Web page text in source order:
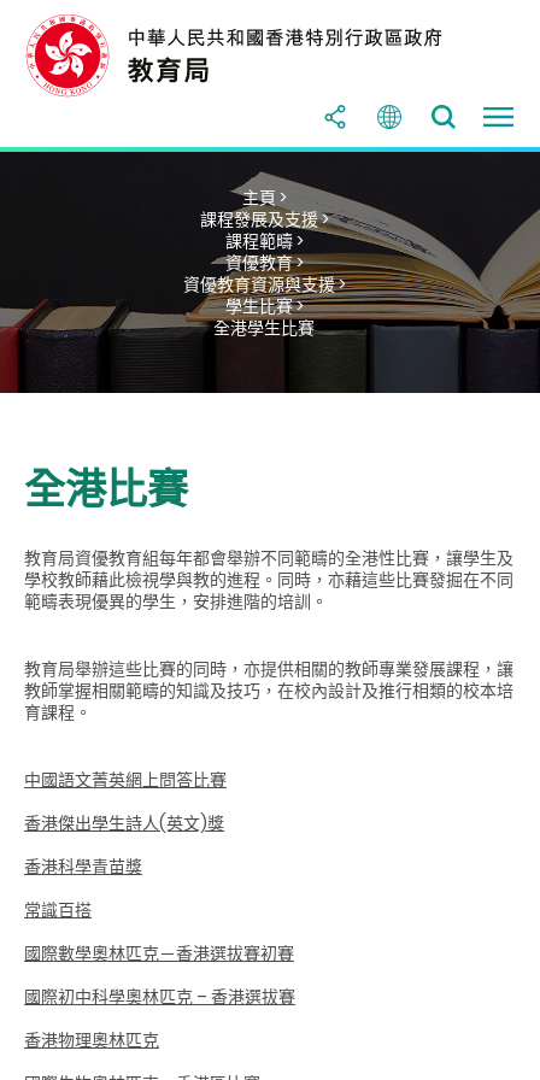
主頁 >
課程發展及支援 >
課程範疇 >
資優教育 >
資優教育資源與支援 >
學生比賽 >
全港學生比賽
全港比賽
教育局資優教育組每年都會舉辦不同範疇的全港性比賽，讓學生及
學校教師藉此檢視學與教的進程。同時，亦藉這些比賽發掘在不同
範疇表現優異的學生，安排進階的培訓。
教育局舉辦這些比賽的同時，亦提供相關的教師專業發展課程，讓
教師掌握相關範疇的知識及技巧，在校內設計及推行相類的校本培
育課程。
中國語文菁英網上問答比賽
香港傑出學生詩人(英文)獎
香港科學青苗獎
常識百搭
國際數學奧林匹克－香港選拔賽初賽
國際初中科學奧林匹克 – 香港選拔賽
香港物理奧林匹克